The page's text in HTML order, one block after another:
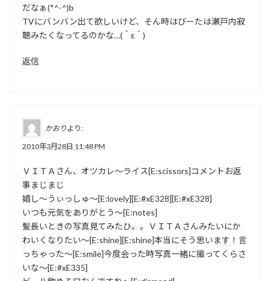
だなぁ(*^-^)b
TVにバンバン出て欲しいけど、そん時はびーたは瀬戸内寂
聴みたくなってるのかな…(＾ε＾)
返信
かおりより:
2010年3月28日 11:48 PM
ＶＩＴＡさん、オツカレ〜ライス[E:scissors]コメントお返
事まじまじ
嬉し〜うぃっしゅ〜[E:lovely][E:#xE328][E:#xE328]
いつも元気をありがとう〜[E:notes]
髪長いときの写真見てみたひ。。ＶＩＴＡさんみたいにか
わいくなりたい〜[E:shine][E:shine]本当にそう思います！言
っちゃった〜[E:smile]今度会った時写真一緒に撮ってくらさ
いな〜[E:#xE335]